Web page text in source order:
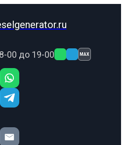
00 до 19-00 MAX